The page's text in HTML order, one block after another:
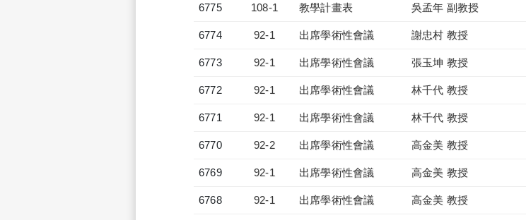
6775 108-1 教學計畫表 吳孟年 副教授
6774 92-1 出席學術性會議 謝忠村 教授
6773 92-1 出席學術性會議 張玉坤 教授
6772 92-1 出席學術性會議 林千代 教授
6771 92-1 出席學術性會議 林千代 教授
6770 92-2 出席學術性會議 高金美 教授
6769 92-1 出席學術性會議 高金美 教授
6768 92-1 出席學術性會議 高金美 教授